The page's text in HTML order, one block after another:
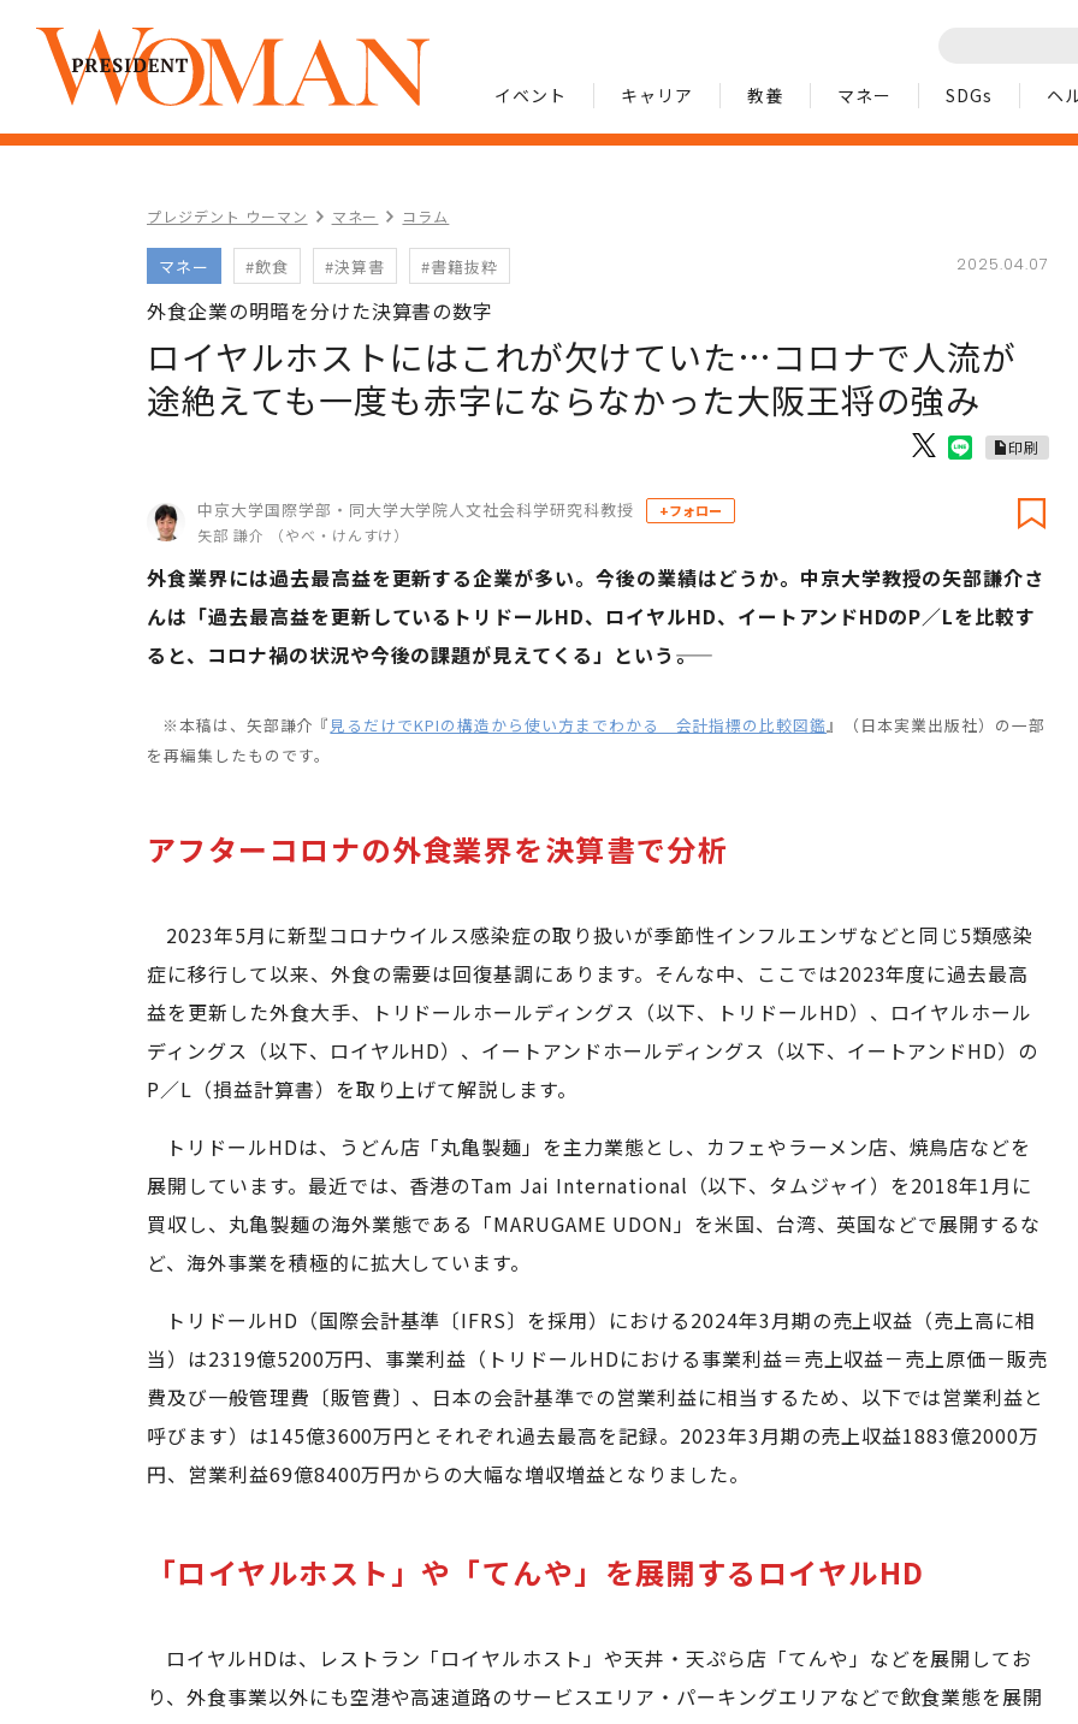
イベント キャリア 教養 マネー SDGs ヘ
プレジデント ウーマン マネー コラム
マネー #飲食 #決算書 #書籍抜粋 2025.04.07
外食企業の明暗を分けた決算書の数字
ロイヤルホストにはこれが欠けていた…コロナで人流が
途絶えても一度も赤字にならなかった大阪王将の強み
印刷
中京大学国際学部・同大学大学院人文社会科学研究科教授
矢部 謙介 （やべ・けんすけ）
+フォロー
外食業界には過去最高益を更新する企業が多い。今後の業績はどうか。中京大学教授の矢部謙介さ
んは「過去最高益を更新しているトリドールHD、ロイヤルHD、イートアンドHDのP／Lを比較す
ると、コロナ禍の状況や今後の課題が見えてくる」という――。
※本稿は、矢部謙介『 見るだけでKPIの構造から使い方までわかる 会計指標の比較図鑑』（日本実業出版社）の一部
を再編集したものです。
アフターコロナの外食業界を決算書で分析
2023年5月に新型コロナウイルス感染症の取り扱いが季節性インフルエンザなどと同じ5類感染
症に移行して以来、外食の需要は回復基調にあります。そんな中、ここでは2023年度に過去最高
益を更新した外食大手、トリドールホールディングス（以下、トリドールHD）、ロイヤルホール
ディングス（以下、ロイヤルHD）、イートアンドホールディングス（以下、イートアンドHD）の
P／L（損益計算書）を取り上げて解説します。
トリドールHDは、うどん店「丸亀製麺」を主力業態とし、カフェやラーメン店、焼鳥店などを
展開しています。最近では、香港のTam Jai International（以下、タムジャイ）を2018年1月に
買収し、丸亀製麺の海外業態である「MARUGAME UDON」を米国、台湾、英国などで展開するな
ど、海外事業を積極的に拡大しています。
トリドールHD（国際会計基準〔IFRS〕を採用）における2024年3月期の売上収益（売上高に相
当）は2319億5200万円、事業利益（トリドールHDにおける事業利益＝売上収益－売上原価－販売
費及び一般管理費〔販管費〕、日本の会計基準での営業利益に相当するため、以下では営業利益と
呼びます）は145億3600万円とそれぞれ過去最高を記録。2023年3月期の売上収益1883億2000万
円、営業利益69億8400万円からの大幅な増収増益となりました。
「ロイヤルホスト」や「てんや」を展開するロイヤルHD
ロイヤルHDは、レストラン「ロイヤルホスト」や天丼・天ぷら店「てんや」などを展開してお
り、外食事業以外にも空港や高速道路のサービスエリア・パーキングエリアなどで飲食業態を展開